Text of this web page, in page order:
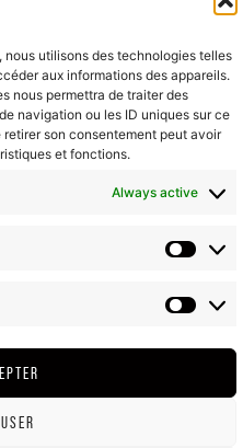
utilisons des technologies telles
aux informations des appareils.
nous permettra de traiter des
navigation ou les ID uniques sur ce
son consentement peut avoir
et fonctions.
Always active
US
HEALTH, CONSUME IN MODERATION